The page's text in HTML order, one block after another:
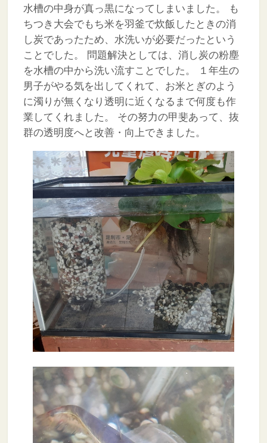
水槽の中身が真っ黒になってしまいました。
も
ちつき大会でもち米を羽釜で炊飯したときの消
し炭であったため、水洗いが必要だったという
ことでした。
問題解決としては、消し炭の粉塵
を水槽の中から洗い流すことでした。
１年生の
男子がやる気を出してくれて、お米とぎのよう
に濁りが無くなり透明に近くなるまで何度も作
業してくれました。
その努力の甲斐あって、抜
群の透明度へと改善・向上できました。